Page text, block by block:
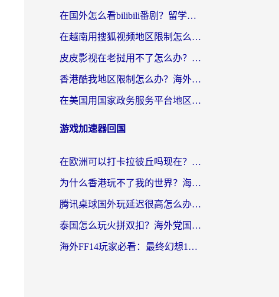
在国外怎么看bilibili番剧？留学生亲测有效的地域限制突破指南（附酷我酷狗音乐解决方法）
在越南用搜狐视频地区限制怎么办？3招解决海外看国内剧难题（附西瓜视频CCTV观看技巧）
皮皮影视在老挝用不了怎么办？3步解决海外看国内影视&财经的痛点
香港酷我地区限制怎么办？海外党亲测有效的回国加速方案来了
在美国用国家政务服务平台地区限制怎么办？海外华人必备的突破攻略（附追剧看片技巧）
游戏加速器回国
在欧洲可以打卡拉彼丘吗现在？海外党国服游戏加速器终极避坑指南
为什么香港玩不了我的世界？海外党国服游戏加速终极解决方案
腾讯桌球国外玩延迟很高怎么办？海外党亲测有效的国服游戏加速指南
泰国怎么玩火拼双扣？海外党国服游戏加速终极指南（附暗区突围植物大战僵尸实测）
海外FF14玩家必看：最终幻想14国外加速器下载安装全攻略+卡顿解决秘籍